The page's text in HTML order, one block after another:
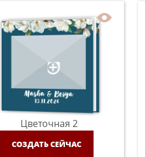
Цветочная 2
СОЗДАТЬ СЕЙЧАС